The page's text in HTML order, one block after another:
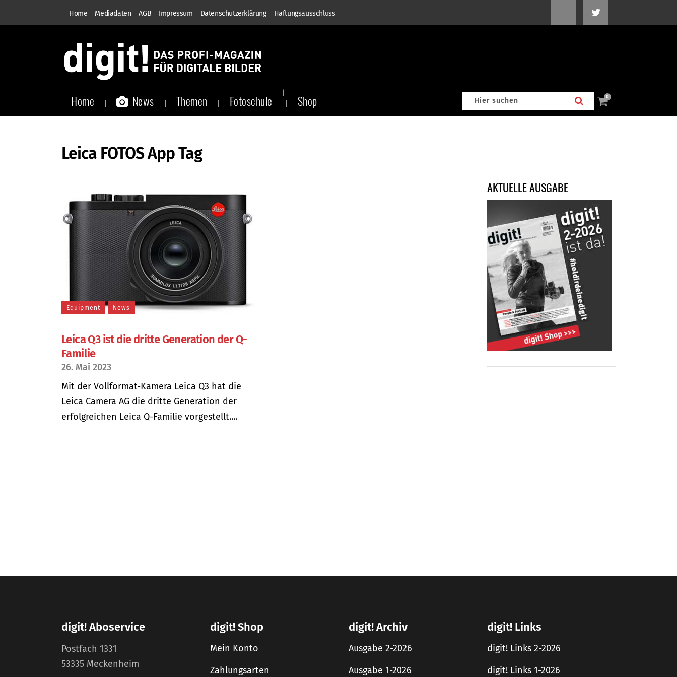
Home Mediadaten AGB Impressum Datenschutzerklärung Haftungsausschluss
Home News Themen Fotoschule Shop 0
Leica FOTOS App Tag
Equipment News
Leica Q3 ist die dritte Generation der Q-
Familie
26. Mai 2023
Mit der Vollformat-Kamera Leica Q3 hat die
Leica Camera AG die dritte Generation der
erfolgreichen Leica Q-Familie vorgestellt....
AKTUELLE AUSGABE
digit! Aboservice
Postfach 1331
53335 Meckenheim
digit! Shop
Mein Konto
Zahlungsarten
digit! Archiv
Ausgabe 2-2026
Ausgabe 1-2026
digit! Links
digit! Links 2-2026
digit! Links 1-2026